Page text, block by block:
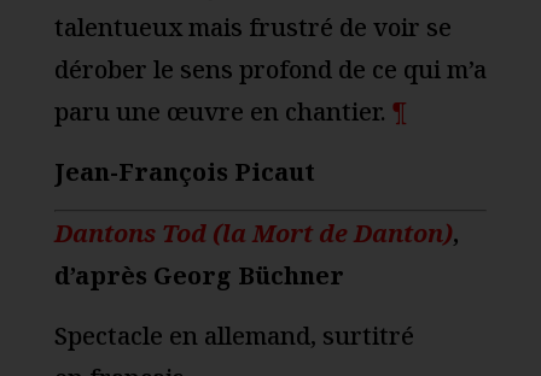
talentueux mais frustré de voir se
dérober le sens profond de ce qui m’a
paru une œuvre en chantier. ¶
Jean-François Picaut
Dantons Tod (la Mort de Danton),
d’après Georg Büchner
Spectacle en allemand, surtitré